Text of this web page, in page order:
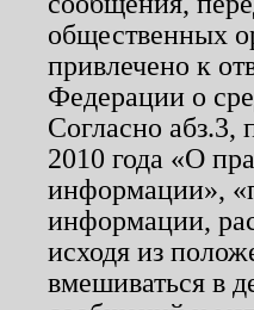
общественных
привлечено к
Федерации о
Согласно
2010 года «О
информации»,
информации,
исходя из
вмешиваться в